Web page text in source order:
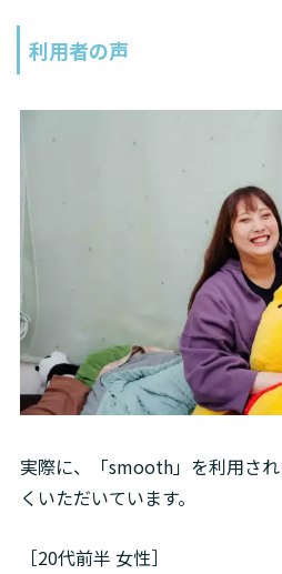
利用者の声
実際に、「smooth」を利用さ
くいただいています。
［20代前半 女性］